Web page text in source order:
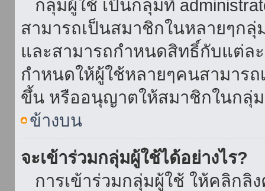
กลุ่มผู้ใช้ เป็นกลุ่มที่
สามารถเป็นสมาชิกในหลายๆก
และสามารถกำหนดสิทธิ์กับแต่ล
กำหนดให้ผู้ใช้หลายๆคนสามารถ
ขึ้น หรืออนุญาตให้สมาชิกในกลุ่ม
ข้างบน
จะเข้าร่วมกลุ่มผู้ใช้ได้อย่างไร?
การเข้าร่วมกลุ่มผู้ใช้ ให้คลิก